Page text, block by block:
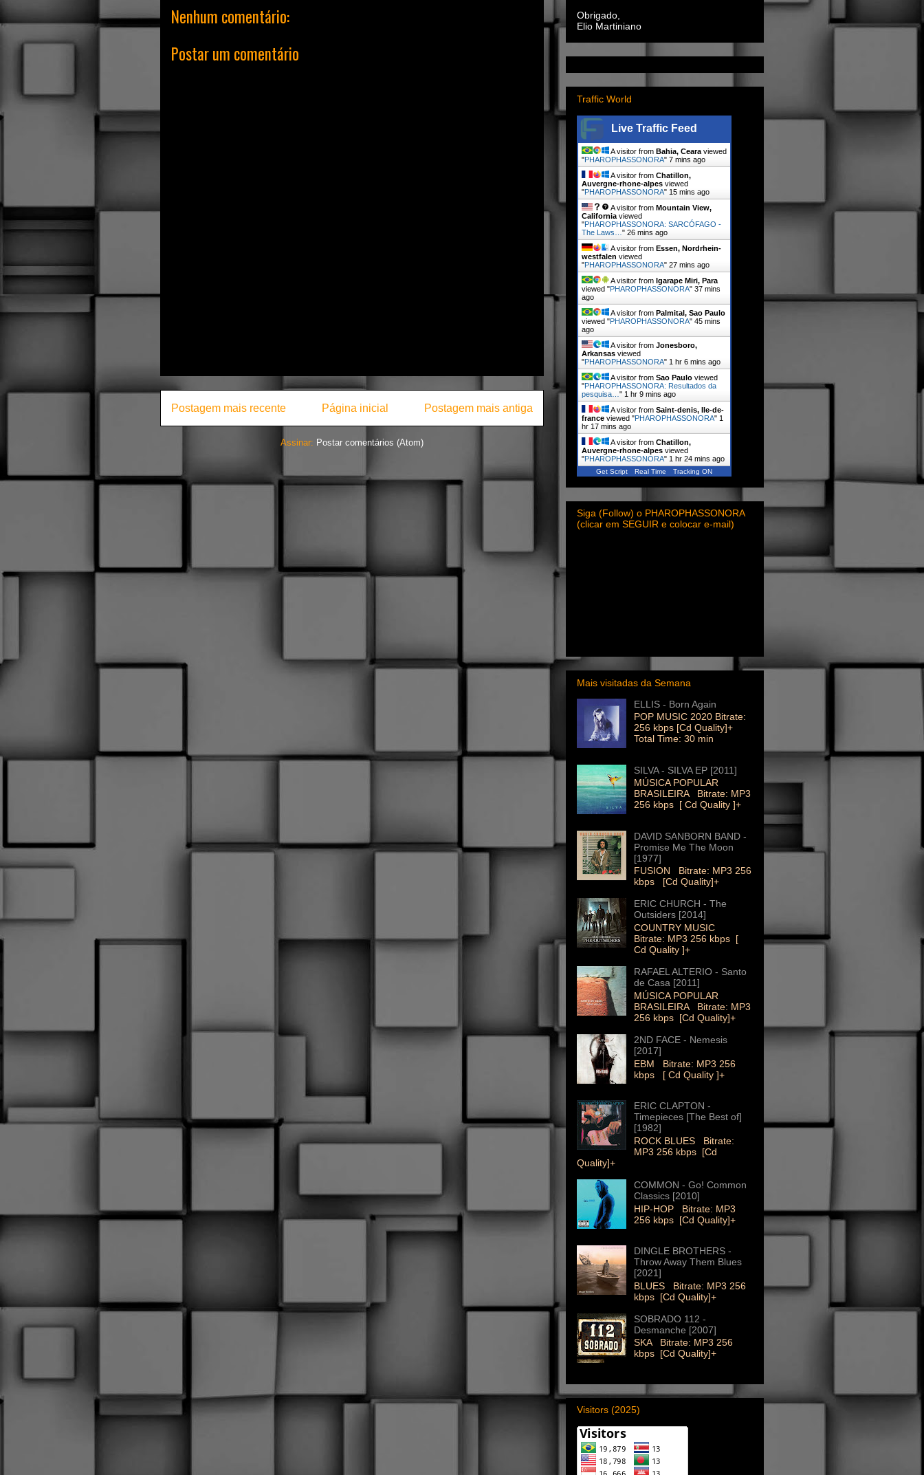
Nenhum comentário:
Postar um comentário
Postagem mais recente Postagem mais antiga
Página inicial
Assinar: Postar comentários (Atom)
Obrigado,
Elio Martiniano
Traffic World
Live Traffic Feed
A visitor from Bahia, Ceara viewed
"PHAROPHASSONORA" 7 mins ago
A visitor from Chatillon,
Auvergne-rhone-alpes viewed
"PHAROPHASSONORA" 15 mins ago
A visitor from Mountain View,
California viewed
"PHAROPHASSONORA: SARCÓFAGO -
The Laws… " 26 mins ago
A visitor from Essen, Nordrhein-
westfalen viewed
"PHAROPHASSONORA" 27 mins ago
A visitor from Igarape Miri, Para
viewed "PHAROPHASSONORA" 37 mins
ago
A visitor from Palmital, Sao Paulo
viewed "PHAROPHASSONORA" 46 mins
ago
A visitor from Jonesboro,
Arkansas viewed
"PHAROPHASSONORA" 1 hr 6 mins ago
A visitor from Sao Paulo viewed
"PHAROPHASSONORA: Resultados da
pesquisa… " 1 hr 9 mins ago
A visitor from Saint-denis, Ile-de-
france viewed "PHAROPHASSONORA" 1
hr 17 mins ago
A visitor from Chatillon,
Auvergne-rhone-alpes viewed
"PHAROPHASSONORA" 1 hr 24 mins ago
Get Script Real Time Tracking ON
Siga (Follow) o PHAROPHASSONORA
(clicar em SEGUIR e colocar e-mail)
Mais visitadas da Semana
ELLIS - Born Again
POP MUSIC 2020 Bitrate:
256 kbps [Cd Quality]+
Total Time: 30 min
SILVA - SILVA EP [2011]
MÚSICA POPULAR
BRASILEIRA Bitrate: MP3
256 kbps [ Cd Quality ]+
DAVID SANBORN BAND -
Promise Me The Moon
[1977]
FUSION Bitrate: MP3 256
kbps [Cd Quality]+
ERIC CHURCH - The
Outsiders [2014]
COUNTRY MUSIC
Bitrate: MP3 256 kbps [
Cd Quality ]+
RAFAEL ALTERIO - Santo
de Casa [2011]
MÚSICA POPULAR
BRASILEIRA Bitrate: MP3
256 kbps [Cd Quality]+
2ND FACE - Nemesis
[2017]
EBM Bitrate: MP3 256
kbps [ Cd Quality ]+
ERIC CLAPTON -
Timepieces [The Best of]
[1982]
ROCK BLUES Bitrate:
MP3 256 kbps [Cd
Quality]+
COMMON - Go! Common
Classics [2010]
HIP-HOP Bitrate: MP3
256 kbps [Cd Quality]+
DINGLE BROTHERS -
Throw Away Them Blues
[2021]
BLUES Bitrate: MP3 256
kbps [Cd Quality]+
SOBRADO 112 -
Desmanche [2007]
SKA Bitrate: MP3 256
kbps [Cd Quality]+
Visitors (2025)